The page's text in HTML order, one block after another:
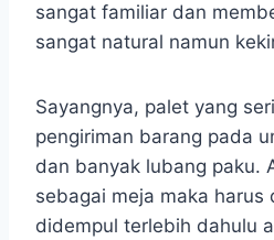
sangat familiar dan
sangat natural namun
Sayangnya, palet yang
pengiriman barang pada
dan banyak lubang paku.
sebagai meja maka harus
didempul terlebih dahulu